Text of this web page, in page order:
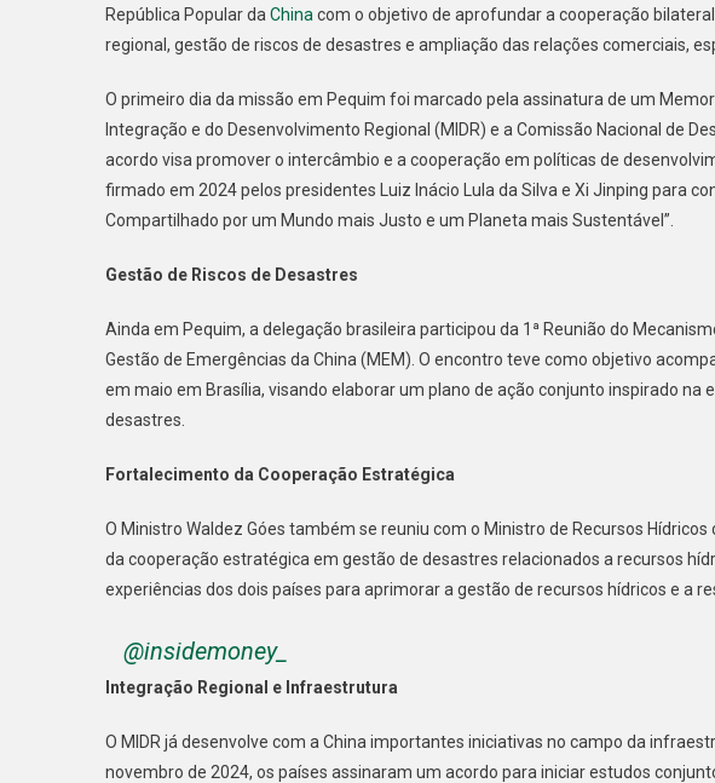
Forte
Liderada
Ministro
República Popular da China com o objetivo de aprofundar a cooperação
regional, gestão de riscos de desastres e ampliação das relações comerciais,
O primeiro dia da missão em Pequim foi marcado pela assinatura de um
Integração e do Desenvolvimento Regional (MIDR) e a Comissão Nacional de
acordo visa promover o intercâmbio e a cooperação em políticas de
firmado em 2024 pelos presidentes Luiz Inácio Lula da Silva e Xi Jinping para
Compartilhado por um Mundo mais Justo e um Planeta mais Sustentável”.
Gestão de Riscos de Desastres
Ainda em Pequim, a delegação brasileira participou da 1ª Reunião do
Gestão de Emergências da China (MEM). O encontro teve como objetivo
em maio em Brasília, visando elaborar um plano de ação conjunto inspirado na
desastres.
Fortalecimento da Cooperação Estratégica
O Ministro Waldez Góes também se reuniu com o Ministro de Recursos
da cooperação estratégica em gestão de desastres relacionados a recursos
experiências dos dois países para aprimorar a gestão de recursos hídricos e a
@insidemoney_
Integração Regional e Infraestrutura
O MIDR já desenvolve com a China importantes iniciativas no campo da
novembro de 2024, os países assinaram um acordo para iniciar estudos